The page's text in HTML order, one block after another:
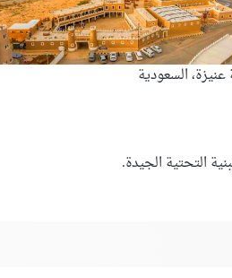
السعودية
التحتية الجيدة.